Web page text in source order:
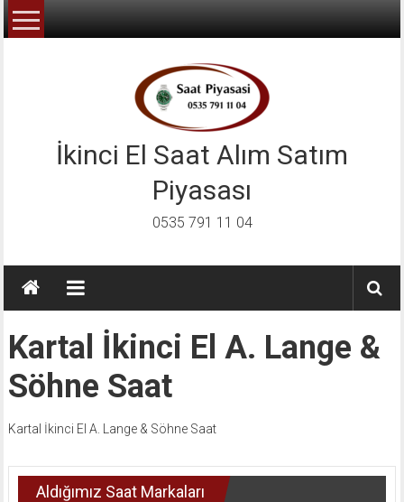
İçeriğe
geç
İkinci El Saat Alım Satım
Piyasası
0535 791 11 04
Kartal İkinci El A. Lange &
Söhne Saat
Kartal İkinci El A. Lange & Söhne Saat
Aldığımız Saat Markaları